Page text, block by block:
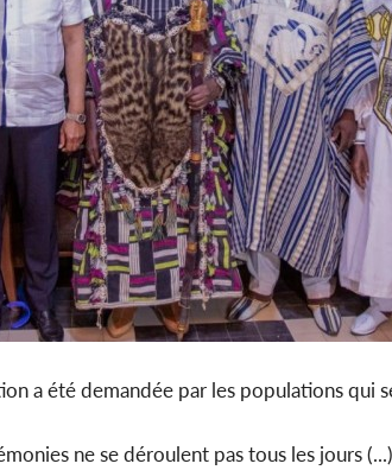
a été demandée par les populations qui
ne se déroulent pas tous les jours